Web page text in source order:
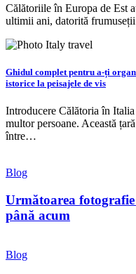
Călătoriile în Europa de Est
ultimii ani, datorită
Ghidul complet pentru a-ți
istorice la peisajele de vis
Introducere Călătoria în Italia
multor persoane. Această
între…
Blog
Următoarea
până acum
Blog